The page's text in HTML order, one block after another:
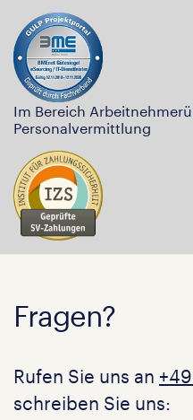
Im Bereich
Personalvermittlung
Fragen?
Rufen Sie uns an
schreiben Sie uns: